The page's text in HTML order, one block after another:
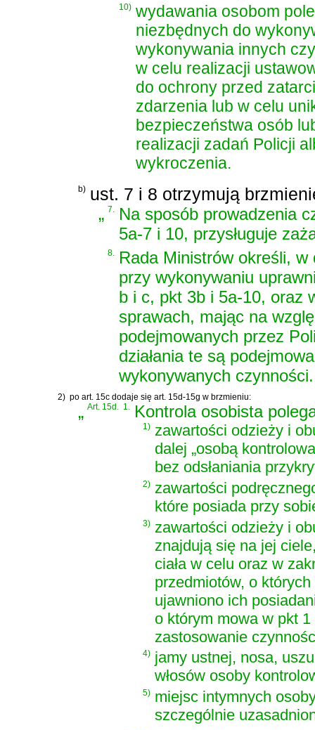
10) wydawania osobom
niezbędnych do
wykonywania innych
w celu realizacji
do ochrony przed
zdarzenia lub w celu
bezpieczeństwa osób
realizacji zadań Policji
wykroczenia.
b) ust. 7 i 8 otrzymują
„ 7.
Na sposób prowadzenia
5a-7 i 10, przysługuje
8.
Rada Ministrów określi,
przy wykonywaniu
b i c, pkt 3b i 5a-10, oraz
sprawach, mając na
podejmowanych przez
działania te są
wykonywanych czynności.
2) po art. 15c dodaje się art. 15d-15g w brzmieniu:
„Art. 15d. 1. Kontrola osobista
1) zawartości odzieży i
dalej „osobą
bez odsłaniania
2) zawartości
które posiada przy
3) zawartości odzieży i
znajdują się na jej
ciała w celu oraz w
przedmiotów, o
ujawniono ich
o którym mowa w pkt
zastosowanie
4) jamy ustnej, nosa,
włosów osoby
5) miejsc intymnych
szczególnie